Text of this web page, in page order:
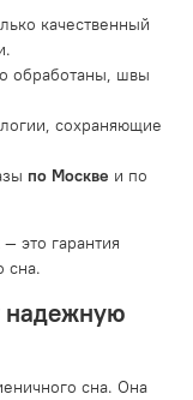
качественный
обработаны, швы
сохраняющие
по Москве и по
это гарантия
сна.
надежную
сна. Она